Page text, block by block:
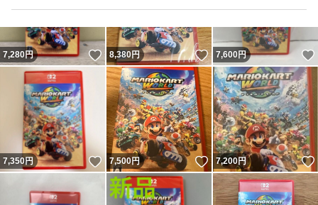
7,280円 いいね！
8,380円 いいね！
7,600円
7,350円 いいね！
7,500円 いいね！
7,200円